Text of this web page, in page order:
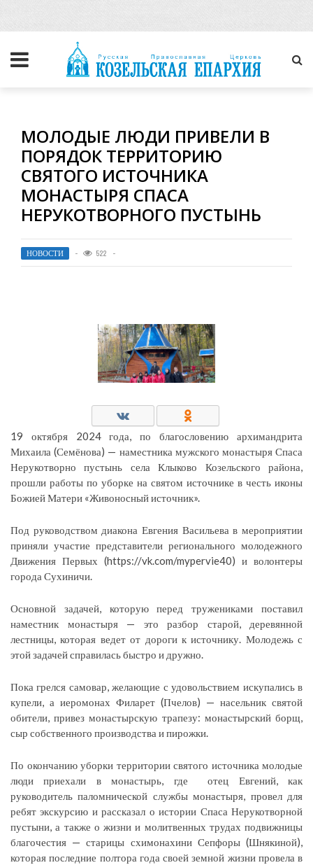
МОЛОДЫЕ ЛЮДИ ПРИВЕЛИ В
ПОРЯДОК ТЕРРИТОРИЮ
СВЯТОГО ИСТОЧНИКА
МОНАСТЫРЯ СПАСА
НЕРУКОТВОРНОГО ПУСТЫНЬ
НОВОСТИ 522
19 октября 2024 года, по благословению архимандрита
Михаила (Семёнова) — наместника мужского монастыря Спаса
Нерукотворно пустынь села Клыково Козельского района,
прошли работы по уборке на святом источнике в честь иконы
Божией Матери «Живоносный источник».
Под руководством диакона Евгения Васильева в мероприятии
приняли участие представители регионального молодежного
Движения Первых (https://vk.com/mypervie40) и волонтеры
города Сухиничи.
Основной задачей, которую перед тружениками поставил
наместник монастыря — это разбор старой, деревянной
лестницы, которая ведет от дороги к источнику. Молодежь с
этой задачей справилась быстро и дружно.
Пока грелся самовар, желающие с удовольствием искупались в
купели, а иеромонах Филарет (Пчелов) — насельник святой
обители, привез монастырскую трапезу: монастырский борщ,
сыр собственного производства и пирожки.
По окончанию уборки территории святого источника молодые
люди приехали в монастырь, где отец Евгений, как
руководитель паломнической службы монастыря, провел для
ребят экскурсию и рассказал о истории Спаса Нерукотворной
пустыни, а также о жизни и молитвенных трудах подвижницы
благочестия — старицы схимонахини Сепфоры (Шнякиной),
которая последние полтора года своей земной жизни провела в